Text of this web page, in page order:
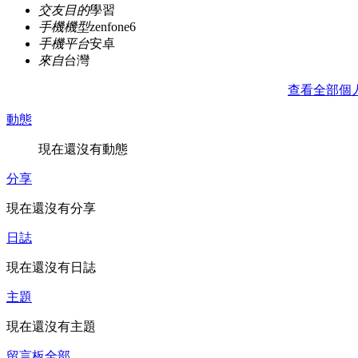
交友目的學習
手機機型zenfone6
手機平台安卓
來自台灣
查看全部個
動態
現在還沒有動態
分享
現在還沒有分享
日誌
現在還沒有日誌
主題
現在還沒有主題